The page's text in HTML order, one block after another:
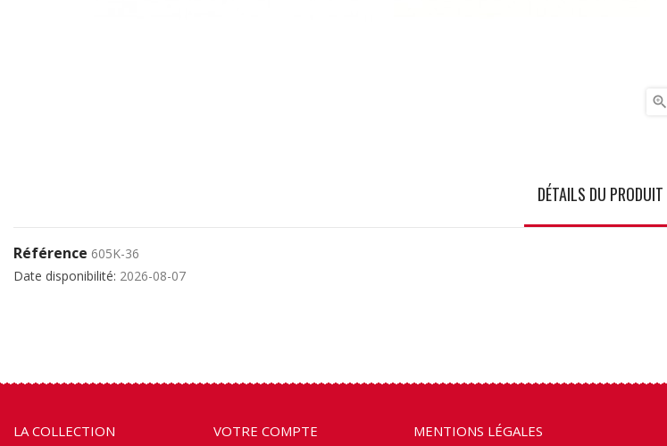

DÉTAILS DU PRODUIT
Référence 605K-36
Date disponibilité: 2026-08-07
LA COLLECTION VOTRE COMPTE MENTIONS LÉGALES